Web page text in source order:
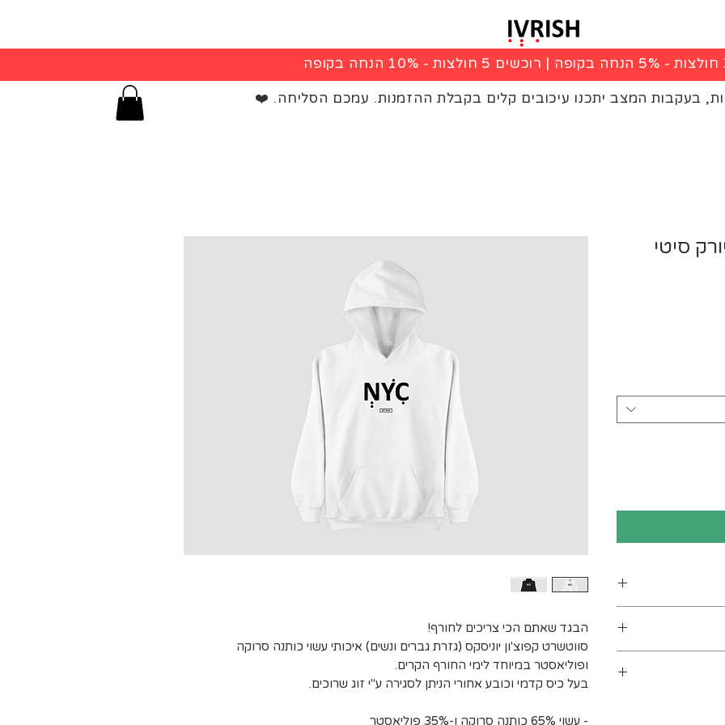
| רוכשים 5 חולצות - 10% הנחה בקופה
ות, בעקבות המצב יתכנו עיכובים קלים בקבלת ההזמנות. עמכם הסליחה. ❤️
הבגד שאתם הכי צריכים לחורף!
סווטשרט קפוצ'ון יוניסקס (גזרת גברים ונשים) איכותי עשוי כותנה סרוקה
ופוליאסטר במיוחד לימי החורף הקרים.
בעל כיס קדמי וכובע אחורי הניתן לסגירה ע"י זוג שרוכים.
- עשוי 65% כותנה סרוקה ו-35% פוליאסטר
סיטי